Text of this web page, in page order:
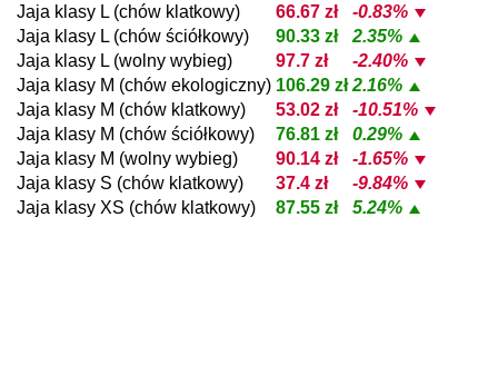
Jaja klasy L (chów klatkowy)
66.67 zł
-0.83%
Jaja klasy L (chów ściółkowy)
90.33 zł
2.35%
Jaja klasy L (wolny wybieg)
97.7 zł
-2.40%
Jaja klasy M (chów ekologiczny) 106.29 zł 2.16%
Jaja klasy M (chów klatkowy)
53.02 zł
-10.51%
Jaja klasy M (chów ściółkowy)
76.81 zł
0.29%
Jaja klasy M (wolny wybieg)
90.14 zł
-1.65%
Jaja klasy S (chów klatkowy)
37.4 zł
-9.84%
Jaja klasy XS (chów klatkowy)
87.55 zł 5.24%